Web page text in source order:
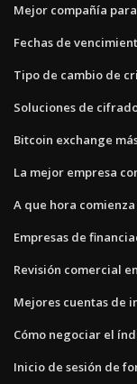
Mejor compañía
Fechas de
Tipo de cambio de
Soluciones de
Bitcoin exchange
La mejor empresa
A que hora
Empresas de
Revisión comercial
Mejores cuentas de
Cómo negociar el
Inicio de sesión de